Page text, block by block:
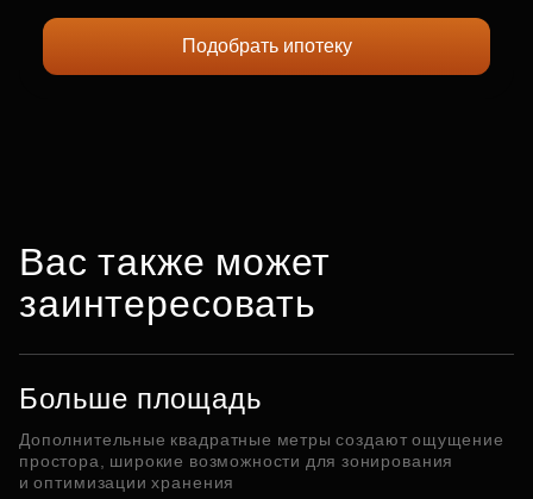
Подобрать ипотеку
Вас также может
заинтересовать
Больше площадь
Дополнительные квадратные метры создают ощущение
простора, широкие возможности для зонирования
и оптимизации хранения